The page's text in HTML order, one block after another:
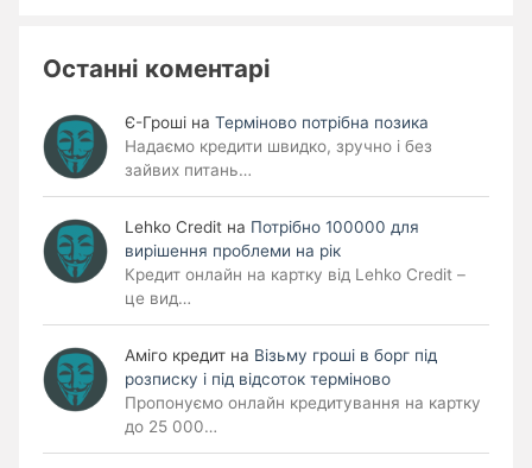
Останні коментарі
Є-Гроші на Терміново потрібна позика
Надаємо кредити швидко, зручно і без
зайвих питань…
Lehko Сredit на Потрібно 100000 для
вирішення проблеми на рік
Кредит онлайн на картку від Lehko Credit –
це вид…
Аміго кредит на Візьму гроші в борг під
розписку і під відсоток терміново
Пропонуємо онлайн кредитування на картку
до 25 000…